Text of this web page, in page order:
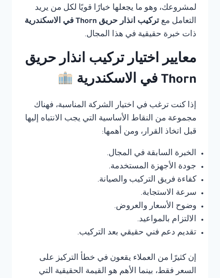
لمشروعك، وهو ما يجعلها خيارًا قويًا لكل من يريد
التعامل مع تركيب انذار حريق Thorn في الاسكندرية
ذات خبرة حقيقية في هذا المجال.
معايير اختيار تركيب انذار حريق
Thorn في الاسكندرية
إذا كنت ترغب في اختيار الشركة المناسبة، فهناك
مجموعة من النقاط الأساسية التي يجب الانتباه إليها
قبل اتخاذ القرار، ومن أهمها:
الخبرة السابقة في المجال.
جودة الأجهزة المستخدمة.
كفاءة فريق التركيب والصيانة.
سرعة الاستجابة.
وضوح الأسعار والعروض.
الالتزام بالمواعيد.
تقديم دعم فني حقيقي بعد التركيب.
إن كثيرًا من العملاء يقعون في خطأ التركيز على
السعر فقط، بينما الأهم هو القيمة الحقيقية التي